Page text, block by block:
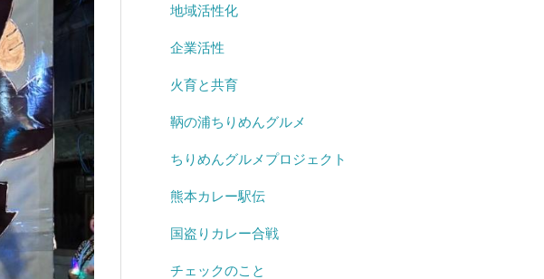
地域活性化
企業活性
火育と共育
鞆の浦ちりめんグルメ
ちりめんグルメプロジェクト
熊本カレー駅伝
国盗りカレー合戦
チェックのこと